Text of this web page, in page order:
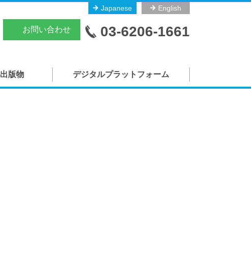
English
Japanese
03-6206-1661
お問い合わせ
出版物 デジタルプラットフォーム